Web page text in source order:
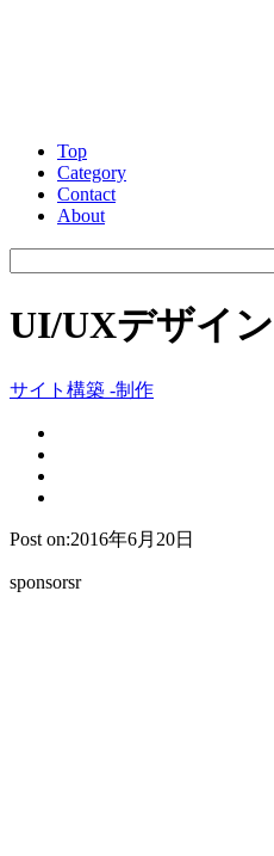
Top
Category
Contact
About
UI/UXデザイ
サイト構築 -制作
Post on:2016年6月20日
sponsorsr